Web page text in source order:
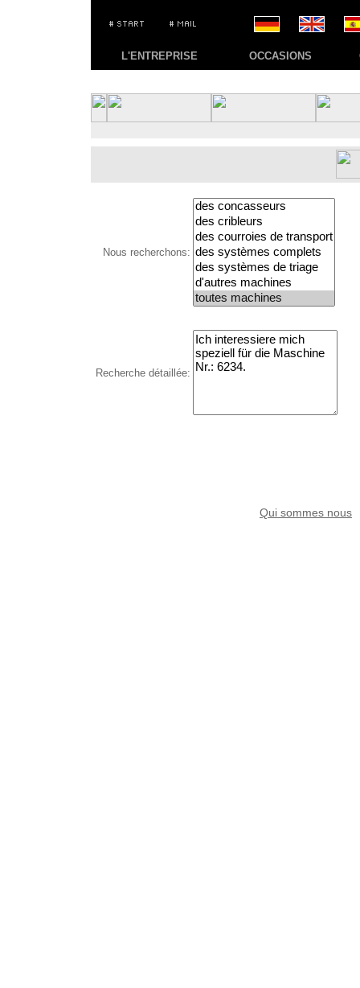
L'ENTREPRISE OCCASIONS
Nous recherchons:
Recherche détaillée:
Qui sommes nous